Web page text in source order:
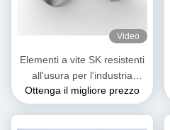
Video
Elementi a vite SK resistenti
all'usura per l'industria
plastica
Ottenga il migliore prezzo